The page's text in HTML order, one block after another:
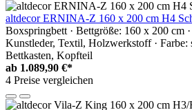
altdecor ERNINA-Z 160 x 200 cm H4
Boxspringbett · Bettgröße: 160 x 200 cm
Kunstleder, Textil, Holzwerkstoff · Farbe:
Bettkasten, Kopfteil
ab 1.089,90 €*
4 Preise vergleichen